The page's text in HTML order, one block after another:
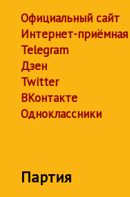
Официальный сайт
Интернет-приёмная
Telegram
Дзен
Twitter
ВКонтакте
Одноклассники
Партия